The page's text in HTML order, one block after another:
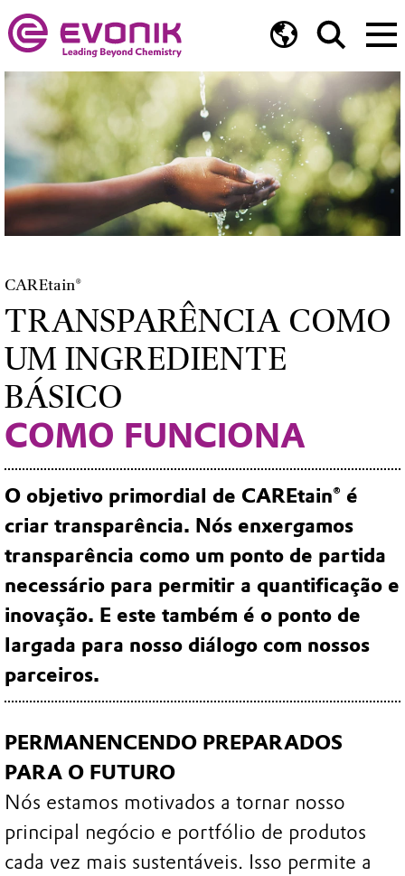
CAREtain®
TRANSPARÊNCIA COMO
UM INGREDIENTE
BÁSICO
COMO FUNCIONA
O objetivo primordial de CAREtain® é
criar transparência. Nós enxergamos
transparência como um ponto de partida
necessário para permitir a quantificação e
inovação. E este também é o ponto de
largada para nosso diálogo com nossos
parceiros.
PERMANENCENDO PREPARADOS
PARA O FUTURO
Nós estamos motivados a tornar nosso
principal negócio e portfólio de produtos
cada vez mais sustentáveis. Isso permite a